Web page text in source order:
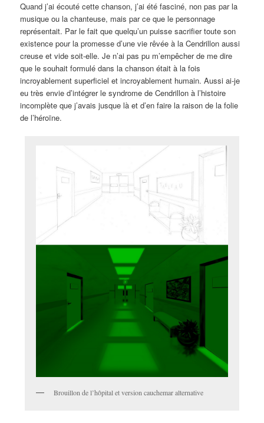
Quand j’ai écouté cette chanson, j’ai été fasciné, non pas par la
musique ou la chanteuse, mais par ce que le personnage
représentait. Par le fait que quelqu’un puisse sacrifier toute son
existence pour la promesse d’une vie rêvée à la Cendrillon aussi
creuse et vide soit-elle. Je n’ai pas pu m’empêcher de me dire
que le souhait formulé dans la chanson était à la fois
incroyablement superficiel et incroyablement humain. Aussi ai-je
eu très envie d’intégrer le syndrome de Cendrillon à l’histoire
incomplète que j’avais jusque là et d’en faire la raison de la folie
de l’héroïne.
Brouillon de l’hôpital et version cauchemar alternative